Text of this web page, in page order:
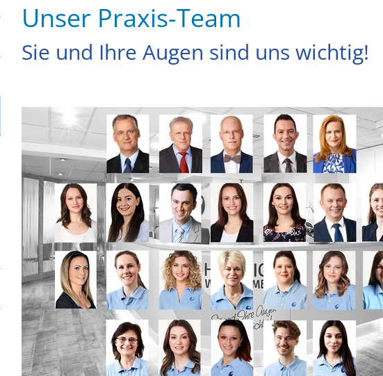
Unser Praxis-Team
Sie und Ihre Augen sind uns wichtig!